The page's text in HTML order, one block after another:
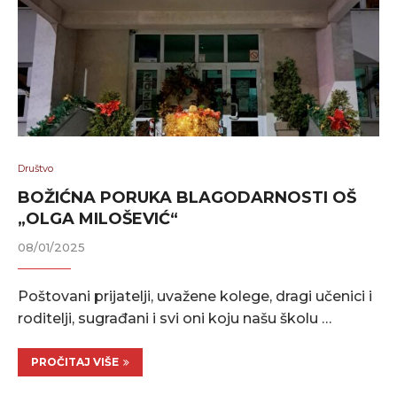
Društvo
BOŽIĆNA PORUKA BLAGODARNOSTI OŠ
„OLGA MILOŠEVIĆ“
08/01/2025
Poštovani prijatelji, uvažene kolege, dragi učenici i
roditelji, sugrađani i svi oni koju našu školu …
PROČITAJ VIŠE